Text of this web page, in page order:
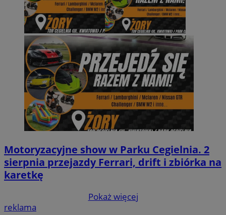
Motoryzacyjne show w Parku Cegielnia. 2
sierpnia przejazdy Ferrari, drift i zbiórka na
karetkę
Pokaż więcej
reklama